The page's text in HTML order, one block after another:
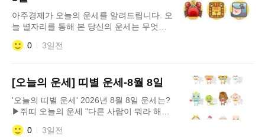
여러 카드사에 흩어져 있는 포인트는 통합조
회 서비스를 통해 한 번에 확인, 현금 전환이
아주경제가 오늘의 운세를 알려드립니다. 오
늘 별자리를 통해 본 당신의 운세는 무엇일
까요? 오늘의 운세를 확인하고 싶다면, 기사
를 참고해주세요! 1. 물병자리 (1월 20일∼2
날이 될 것입니다. 사람들과의 관계도 훨씬
간도 조금은 챙길 수 있게 될 것입니다. 당신
과 가까운 곳
0 3일전
[오늘의 운세] 띠별 운세-8월 8일
'오늘의 띠별 운세' 2026년 8월 8일 운세는?
▶쥐띠 오늘의 운세 "다른 사람이 뭐라 해도
겉치레 보다는 내실을 기하세요. 뚝배기보다
는 장맛이에요. " 72년생 - 대화나 협상을 하
0 3일전